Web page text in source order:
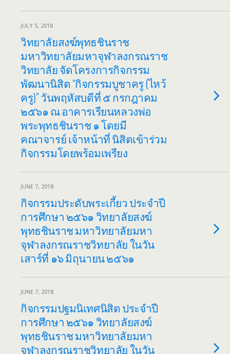
JULY 5, 2018
วิทยาลัยสงฆ์พุทธชินราช
มหาวิทยาลัยมหาจุฬาลงกรณราช
วิทยาลัย จัดโครงการกิจกรรม
พัฒนานิสิต “กิจกรรมบูชาครู (ไหว้
ครู)” วันพฤหัสบดีที่ ๕ กรกฎาคม
๒๕๖๑ ณ อาคารเรียนหลวงพ่อ
พระพุทธชินราช ๑ โดยมี
คณาจารย์ เจ้าหน้าที่ นิสิตเข้าร่วม
กิจกรรมโดยพร้อมเพรียง
JUNE 7, 2018
กิจกรรมประดับพระเกี้ยว ประจำปี
การศึกษา ๒๕๖๑ วิทยาลัยสงฆ์
พุทธชินราช มหาวิทยาลัยมหา
จุฬาลงกรณราชวิทยาลัย ในวัน
เสาร์ที่ ๑๖ มิถุนายน ๒๕๖๑
JUNE 7, 2018
กิจกรรมปฐมนิเทศนิสิต ประจำปี
การศึกษา ๒๕๖๑ วิทยาลัยสงฆ์
พุทธชินราช มหาวิทยาลัยมหา
จุฬาลงกรณราชวิทยาลัย ในวัน